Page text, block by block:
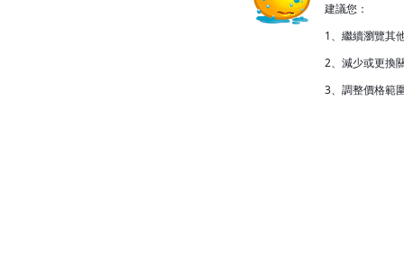
建議您：
1、繼續瀏覽其
2、減少或更換
3、調整價格範